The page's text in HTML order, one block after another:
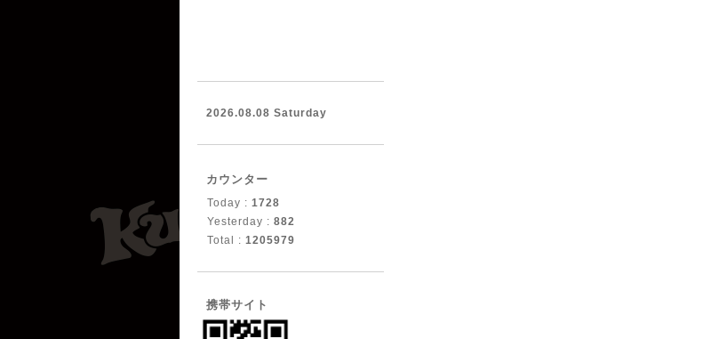
2026.08.08 Saturday
カウンター
Today : 1728
Yesterday : 882
Total : 1205979
携帯サイト